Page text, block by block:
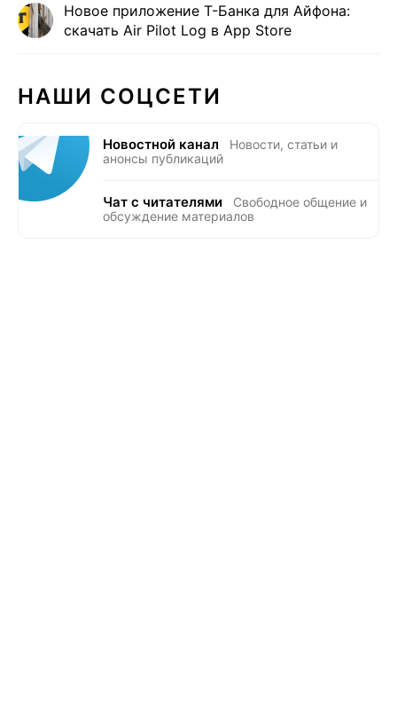
Новое приложение Т-Банка для Айфона:
скачать Air Pilot Log в App Store
НАШИ СОЦСЕТИ
Новостной канал
Новости, статьи и
анонсы публикаций
Чат с читателями
Свободное общение и
обсуждение материалов